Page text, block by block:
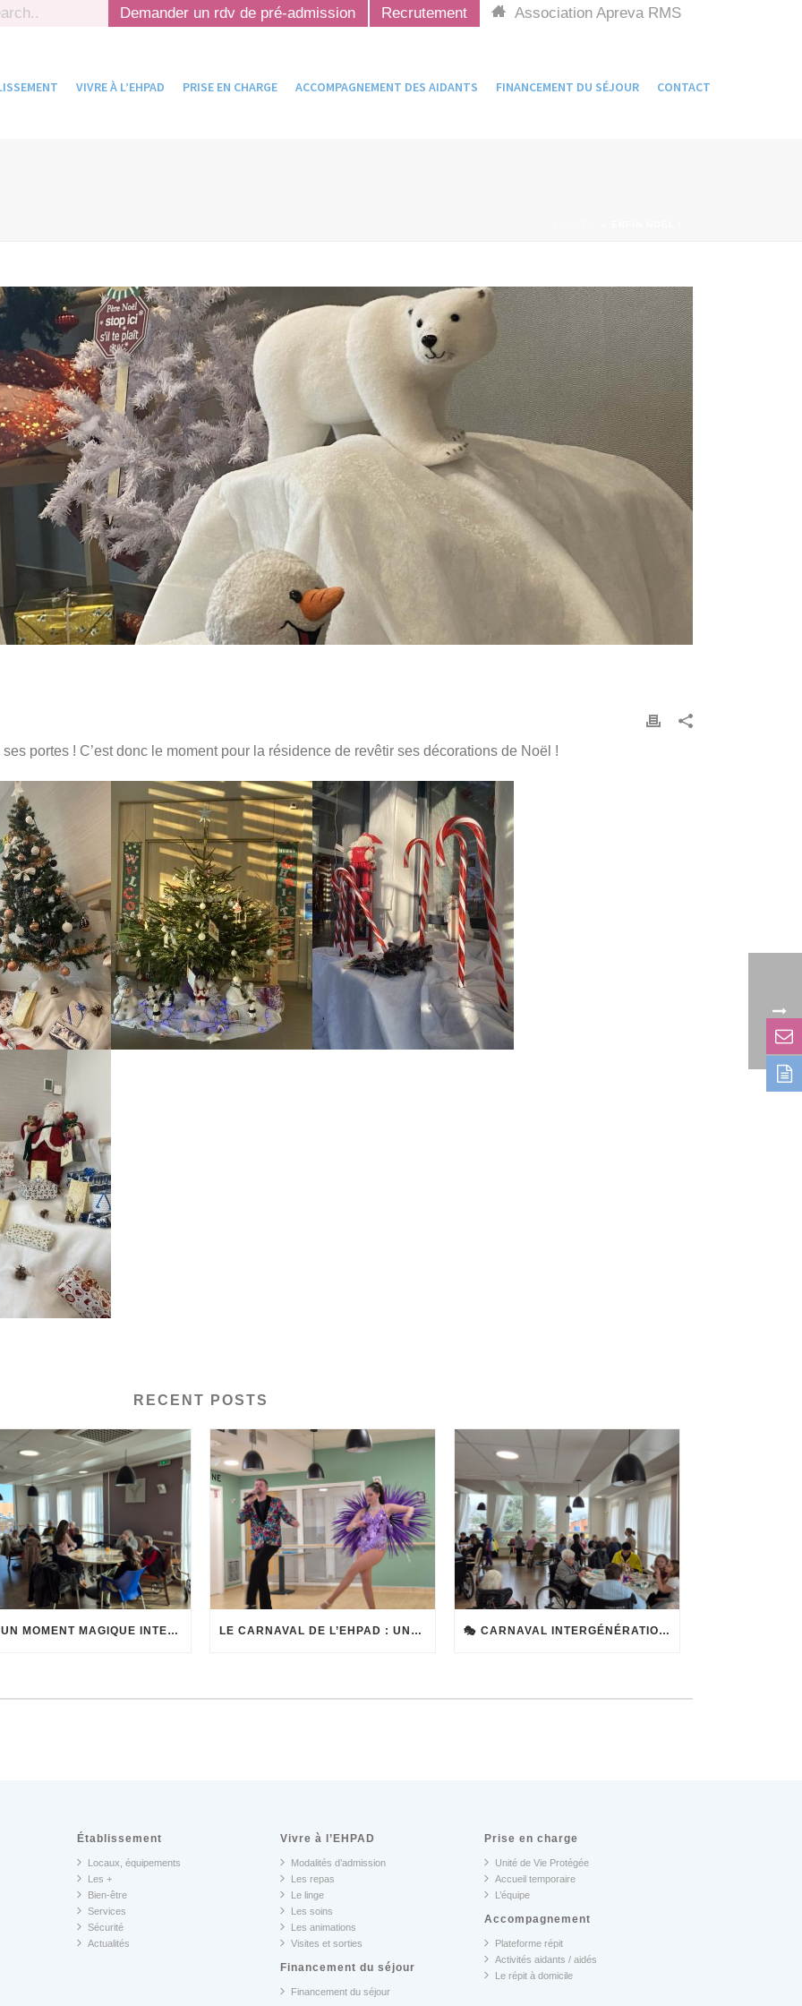
Demander un rdv de pré-admission Recrutement Association Apreva RMS
VIVRE À L’EHPAD PRISE EN CHARGE ACCOMPAGNEMENT DES AIDANTS FINANCEMENT DU SÉJOUR CONTACT
portes ! C’est donc le moment pour la résidence de revêtir ses décorations de Noël !
RECENT POSTS
🌱✨ UN MOMENT MAGIQUE INTERGÉNÉRATIONNEL ✨🌱 LE CARNAVAL DE L’EHPAD : UNE JOURNÉE HAUTE EN COULEURS ET EN BONNE HUMEUR 🎭 CARNAVAL INTERGÉNÉRATIONNEL : QUAND PETITS ET GRANDS CRÉENT ENSEMBLE ! 🎨
Établissement
Locaux, équipements
Les +
Bien-être
Services
Sécurité
Actualités
Vivre à l’EHPAD
Modalités d’admission
Les repas
Le linge
Les soins
Les animations
Visites et sorties
Financement du séjour
Financement du séjour
Prise en charge
Unité de Vie Protégée
Accueil temporaire
L’équipe
Accompagnement
Plateforme répit
Activités aidants / aidés
Le répit à domicile